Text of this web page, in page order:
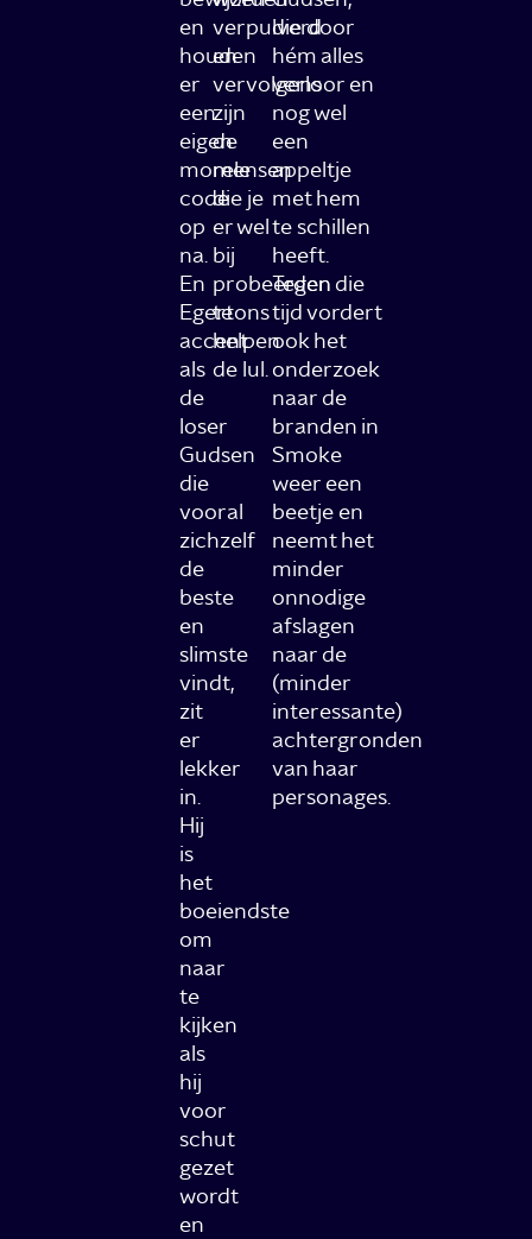
en
houden
er
een
eigen
morele
code
op
na.
En
Egertons
accent
als
de
loser
Gudsen
die
vooral
zichzelf
de
beste
en
slimste
vindt,
zit
er
lekker
in.
Hij
is
het
boeiendste
om
naar
te
kijken
als
hij
voor
schut
gezet
wordt
en
verpulverd
en
vervolgens
zijn
de
mensen
die je
er wel
bij
probeerden
te
helpen
de lul.
die door
hém alles
verloor en
nog wel
een
appeltje
met hem
te schillen
heeft.
Tegen die
tijd vordert
ook het
onderzoek
naar de
branden in
Smoke
weer een
beetje en
neemt het
minder
onnodige
afslagen
naar de
(minder
interessante)
achtergronden
van haar
personages.